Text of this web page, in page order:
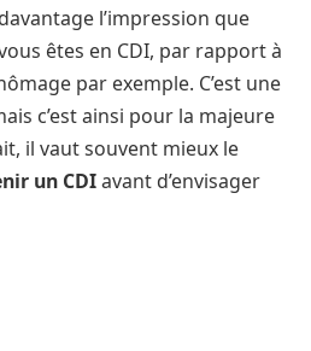
l’impression que
êtes en CDI, par rapport à
par exemple. C’est une
c’est ainsi pour la majeure
il vaut souvent mieux le
un CDIavant d’envisager